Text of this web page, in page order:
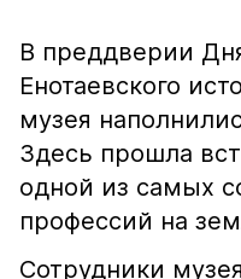
В преддверии
Енотаевского
музея
Здесь прошла
одной из самых
профессий на
Сотрудники